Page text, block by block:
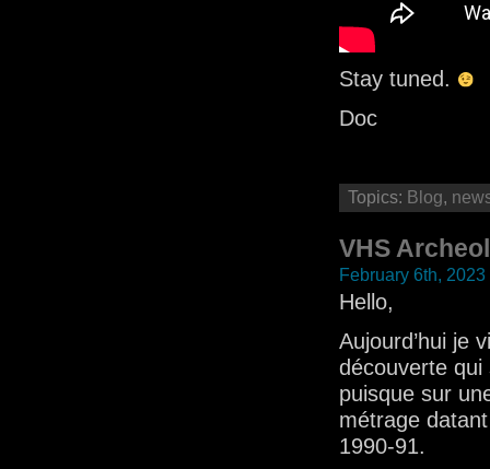
Stay tuned.
Doc
Topics: Blog,
VHS
February 6th, 2023
Hello,
Aujourd’hui je
découverte qui
puisque sur
métrage
1990-91.